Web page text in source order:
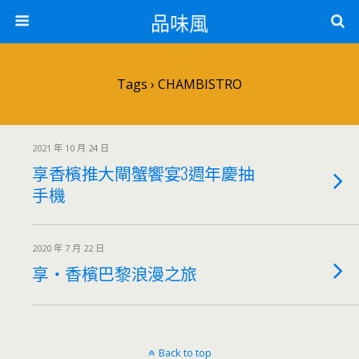
品味風
Tags › CHAMBISTRO
2021 年 10 月 24 日
享香檳推大閘蟹饗宴3週年慶抽
手機
2020 年 7 月 22 日
享‧香檳巴黎浪漫之旅
Back to top